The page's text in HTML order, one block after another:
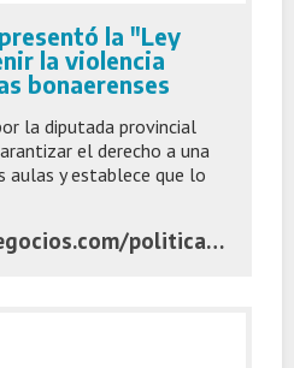
la "Ley
la violencia
bonaerenses
la diputada provincial
el derecho a una
aulas y establece que lo
https://www.baenegocios.com/politica/mayra-mendoza-presento-la-ley-ema-para-prevenir-la-violencia-digital-en-escuelas/